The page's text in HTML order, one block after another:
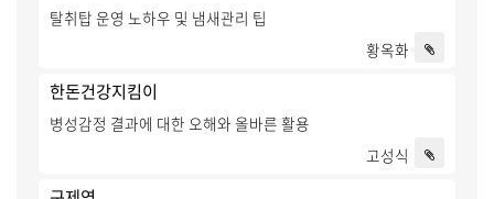
탈취탑 운영 노하우 및 냄새관리 팁
황옥화
한돈건강지킴이
병성감정 결과에 대한 오해와 올바른 활용
고성식